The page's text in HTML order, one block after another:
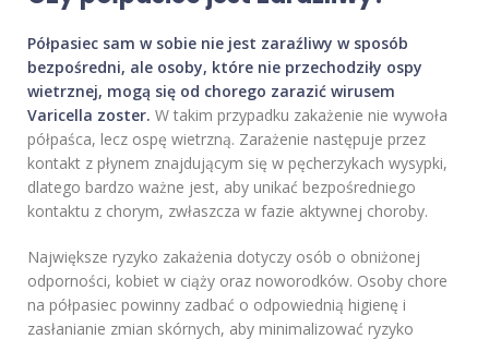
Półpasiec sam w sobie nie jest zaraźliwy w sposób
bezpośredni, ale osoby, które nie przechodziły ospy
wietrznej, mogą się od chorego zarazić wirusem
Varicella zoster. W takim przypadku zakażenie nie wywoła
półpaśca, lecz ospę wietrzną. Zarażenie następuje przez
kontakt z płynem znajdującym się w pęcherzykach wysypki,
dlatego bardzo ważne jest, aby unikać bezpośredniego
kontaktu z chorym, zwłaszcza w fazie aktywnej choroby.
Największe ryzyko zakażenia dotyczy osób o obniżonej
odporności, kobiet w ciąży oraz noworodków. Osoby chore
na półpasiec powinny zadbać o odpowiednią higienę i
zasłanianie zmian skórnych, aby minimalizować ryzyko